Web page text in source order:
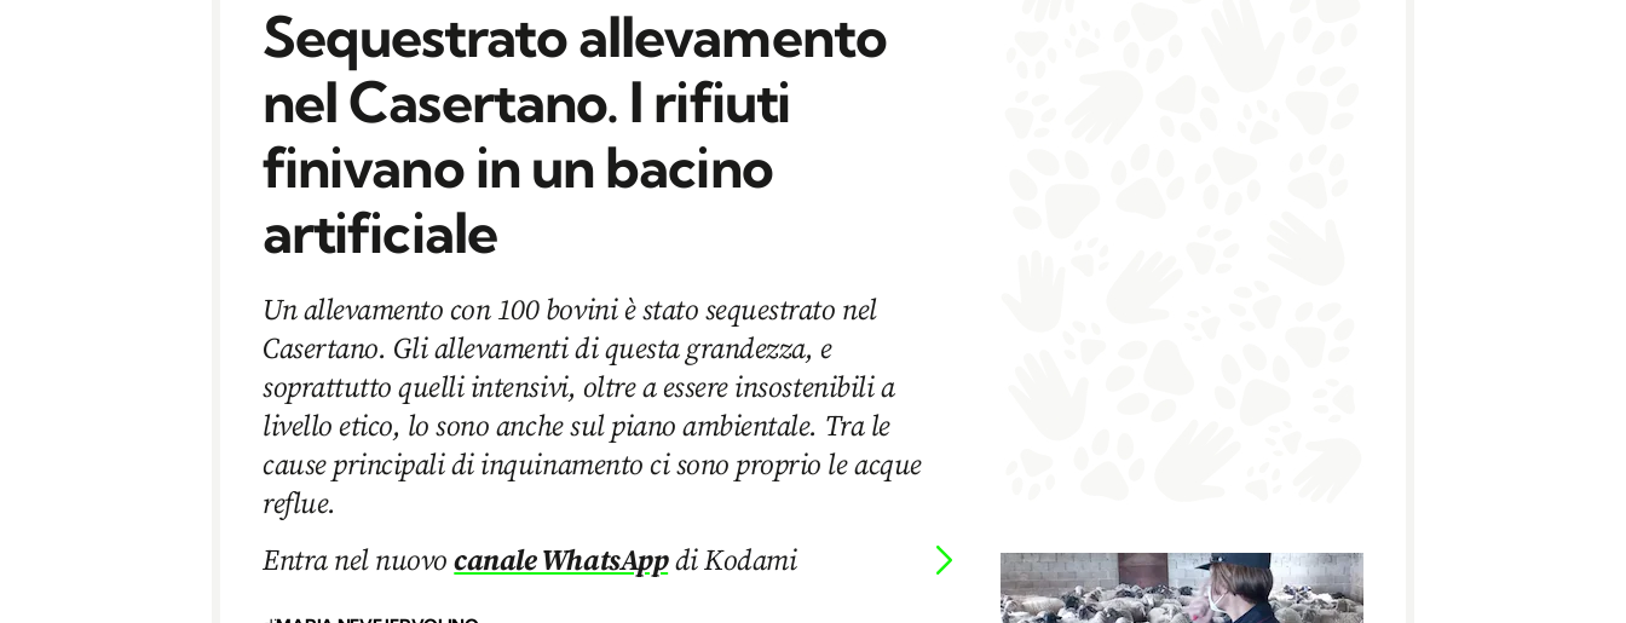
Sequestrato allevamento
nel Casertano. I rifiuti
finivano in un bacino
artificiale
Un allevamento con 100 bovini è stato sequestrato nel
Casertano. Gli allevamenti di questa grandezza, e
soprattutto quelli intensivi, oltre a essere insostenibili a
livello etico, lo sono anche sul piano ambientale. Tra le
cause principali di inquinamento ci sono proprio le acque
reflue.
Entra nel nuovocanale WhatsAppdi Kodami